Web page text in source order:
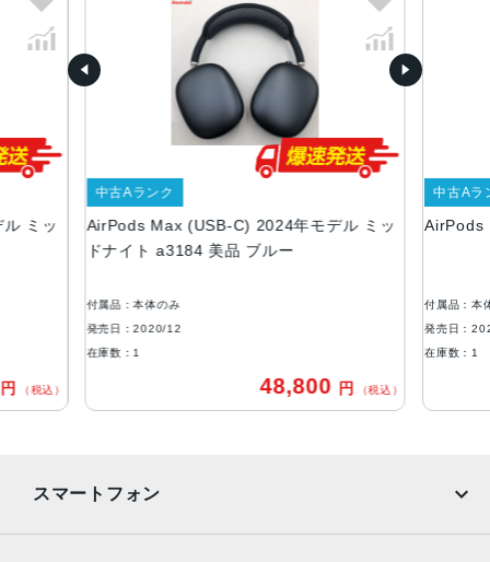
カラー
スペースグレイ、スカイブルー、シルバー、ピンク、グリ
ーン
ワイヤレス
Bluetooth
Lightning
ミッ
円 （税込）
AirPods Max (USB-C) 2024年モデル ミッ
ドナイト a3184 美品 ブルー
中古Aランク
付属品：本体のみ
発売日：2020/12
在庫数：1
48,800 円 （税込）
AirPods
中古Aラ
付属品：本
発売日：
在庫数：1
スマートフォン